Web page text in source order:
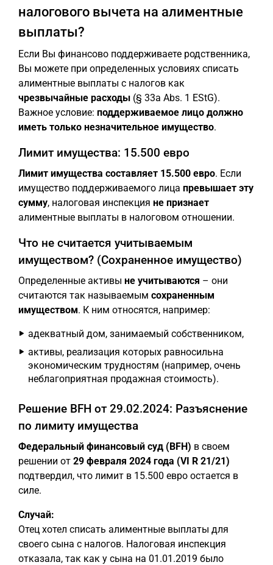
налогового вычета на алиментные
выплаты?
Если Вы финансово поддерживаете родственника,
Вы можете при определенных условиях списать
алиментные выплаты с налогов как
чрезвычайные расходы (§ 33a Abs. 1 EStG).
Важное условие: поддерживаемое лицо должно
иметь только незначительное имущество.
Лимит имущества: 15.500 евро
Лимит имущества составляет 15.500 евро. Если
имущество поддерживаемого лица превышает эту
сумму, налоговая инспекция не признает
алиментные выплаты в налоговом отношении.
Что не считается учитываемым
имуществом? (Сохраненное имущество)
Определенные активы не учитываются – они
считаются так называемым сохраненным
имуществом. К ним относятся, например:
адекватный дом, занимаемый собственником,
активы, реализация которых равносильна
экономическим трудностям (например, очень
неблагоприятная продажная стоимость).
Решение BFH от 29.02.2024: Разъяснение
по лимиту имущества
Федеральный финансовый суд (BFH) в своем
решении от 29 февраля 2024 года (VI R 21/21)
подтвердил, что лимит в 15.500 евро остается в
силе.
Случай:
Отец хотел списать алиментные выплаты для
своего сына с налогов. Налоговая инспекция
отказала, так как у сына на 01.01.2019 было